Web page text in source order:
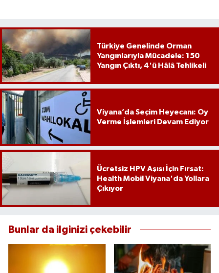
Türkiye Genelinde Orman
Yangınlarıyla Mücadele: 150
Yangın Çıktı, 4'ü Hâlâ Tehlikeli
Viyana’da Seçim Heyecanı: Oy
Verme İşlemleri Devam Ediyor
Ücretsiz HPV Aşısı İçin Fırsat:
Health Mobil Viyana'da Yollara
Çıkıyor
Bunlar da ilginizi çekebilir